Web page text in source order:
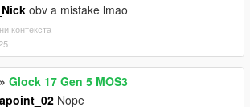
obv a mistake lmao
контекста
» Glock 17 Gen 5 MOS3
Nope